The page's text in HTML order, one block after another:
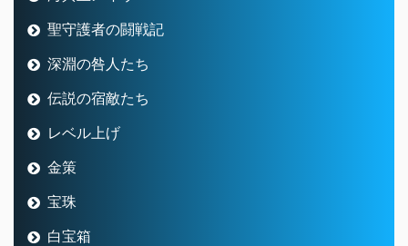
聖守護者の闘戦記
深淵の咎人たち
伝説の宿敵たち
レベル上げ
金策
宝珠
白宝箱